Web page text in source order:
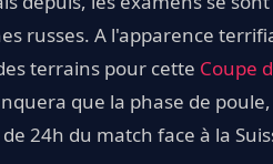
russes. A l'apparence
terrains pour cette Coupe
que la phase de
24h du match face à la